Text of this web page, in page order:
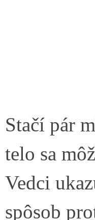
Stačí pár
telo sa
Vedci
spôsob